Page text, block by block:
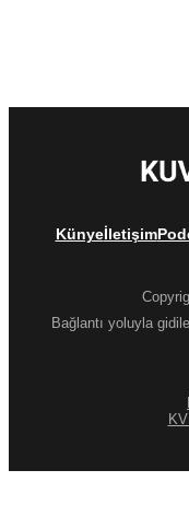
Künyeİletişim
Bağlantı yoluyla